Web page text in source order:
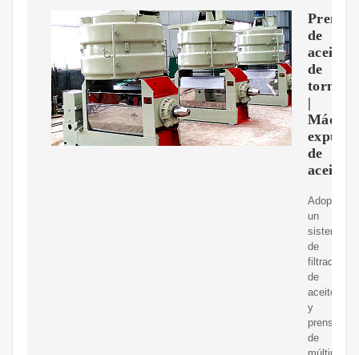
Prensa
de
aceite
de
tornillo
|
de
aceite
Adopta
un
sistema
de
filtrado
de
aceite
y
prensado
de